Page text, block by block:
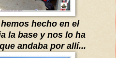
hecho en el
la base y nos lo ha
andaba porallí...